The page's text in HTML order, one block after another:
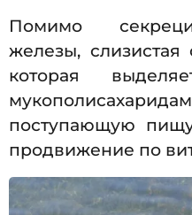
Помимо
железы,
которая
поступающую
продвижение по